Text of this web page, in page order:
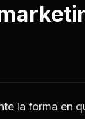
la forma en